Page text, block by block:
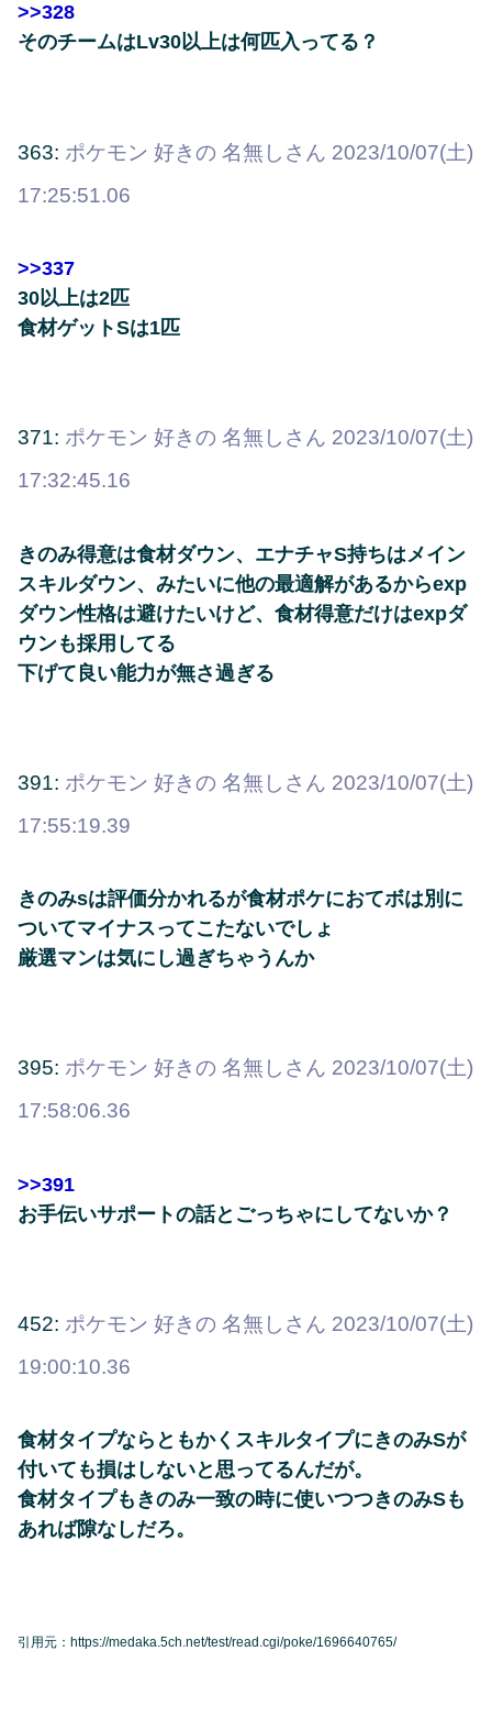
>>328
そのチームはLv30以上は何匹入ってる？
363: ポケモン 好きの 名無しさん 2023/10/07(土)
17:25:51.06
>>337
30以上は2匹
食材ゲットSは1匹
371: ポケモン 好きの 名無しさん 2023/10/07(土)
17:32:45.16
きのみ得意は食材ダウン、エナチャS持ちはメイン
スキルダウン、みたいに他の最適解があるからexp
ダウン性格は避けたいけど、食材得意だけはexpダ
ウンも採用してる
下げて良い能力が無さ過ぎる
391: ポケモン 好きの 名無しさん 2023/10/07(土)
17:55:19.39
きのみsは評価分かれるが食材ポケにおてボは別に
ついてマイナスってこたないでしょ
厳選マンは気にし過ぎちゃうんか
395: ポケモン 好きの 名無しさん 2023/10/07(土)
17:58:06.36
>>391
お手伝いサポートの話とごっちゃにしてないか？
452: ポケモン 好きの 名無しさん 2023/10/07(土)
19:00:10.36
食材タイプならともかくスキルタイプにきのみSが
付いても損はしないと思ってるんだが。
食材タイプもきのみ一致の時に使いつつきのみSも
あれば隙なしだろ。
引用元：https://medaka.5ch.net/test/read.cgi/poke/1696640765/